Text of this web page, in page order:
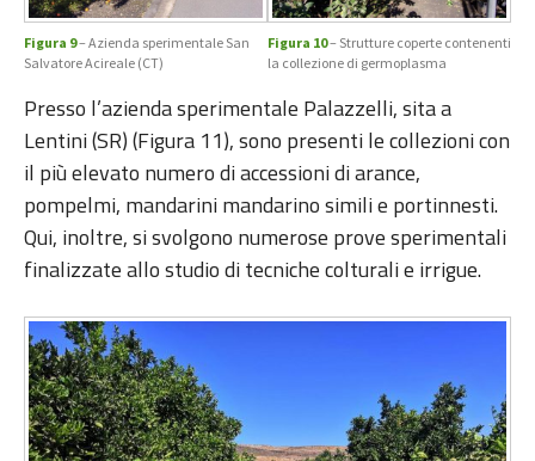
Figura 9– Azienda sperimentale San
Salvatore Acireale (CT)
Figura 10– Strutture coperte contenenti
la collezione di germoplasma
Presso l’azienda sperimentale Palazzelli, sita a
Lentini (SR) (Figura 11), sono presenti le collezioni con
il più elevato numero di accessioni di arance,
pompelmi, mandarini mandarino simili e portinnesti.
Qui, inoltre, si svolgono numerose prove sperimentali
finalizzate allo studio di tecniche colturali e irrigue.